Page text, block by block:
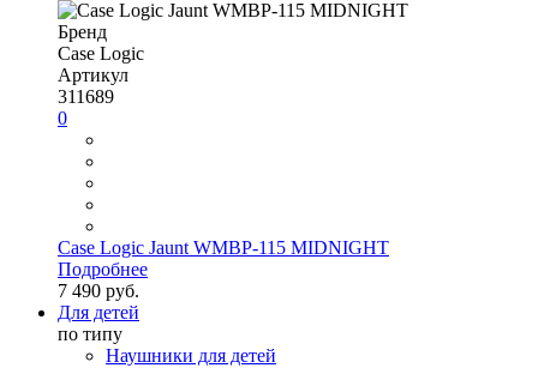
Бренд
Case Logic
Артикул
311689
0
Case Logic Jaunt WMBP-115 MIDNIGHT
Подробнее
7 490 руб.
Для детей
по типу
Наушники для детей